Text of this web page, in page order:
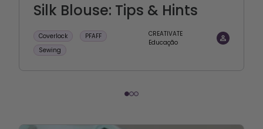
Silk Blouse: Tips & Hints
Coverlock
PFAFF
Sewing
CREATIVATE
Educação